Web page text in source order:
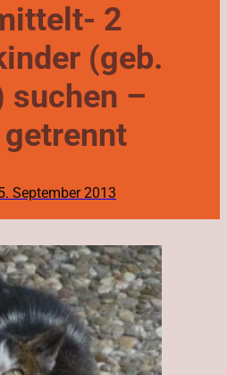
2
(geb.
suchen –
September 2013